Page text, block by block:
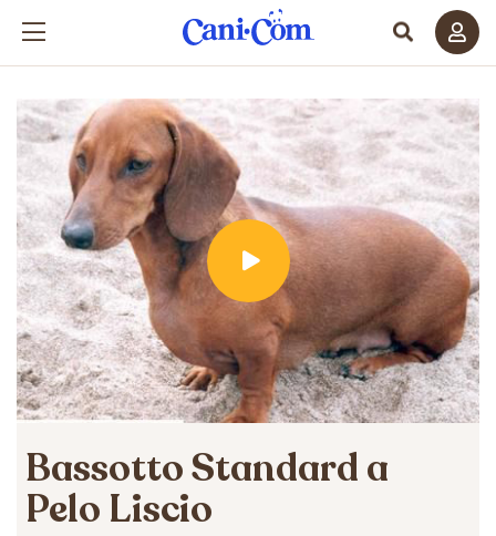
Bassotto Standard a
Pelo Liscio